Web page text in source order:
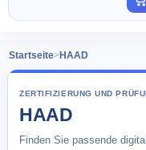
Startseite>HAAD
ZERTIFIZIERUNG UND
HAAD
Finden Sie passende